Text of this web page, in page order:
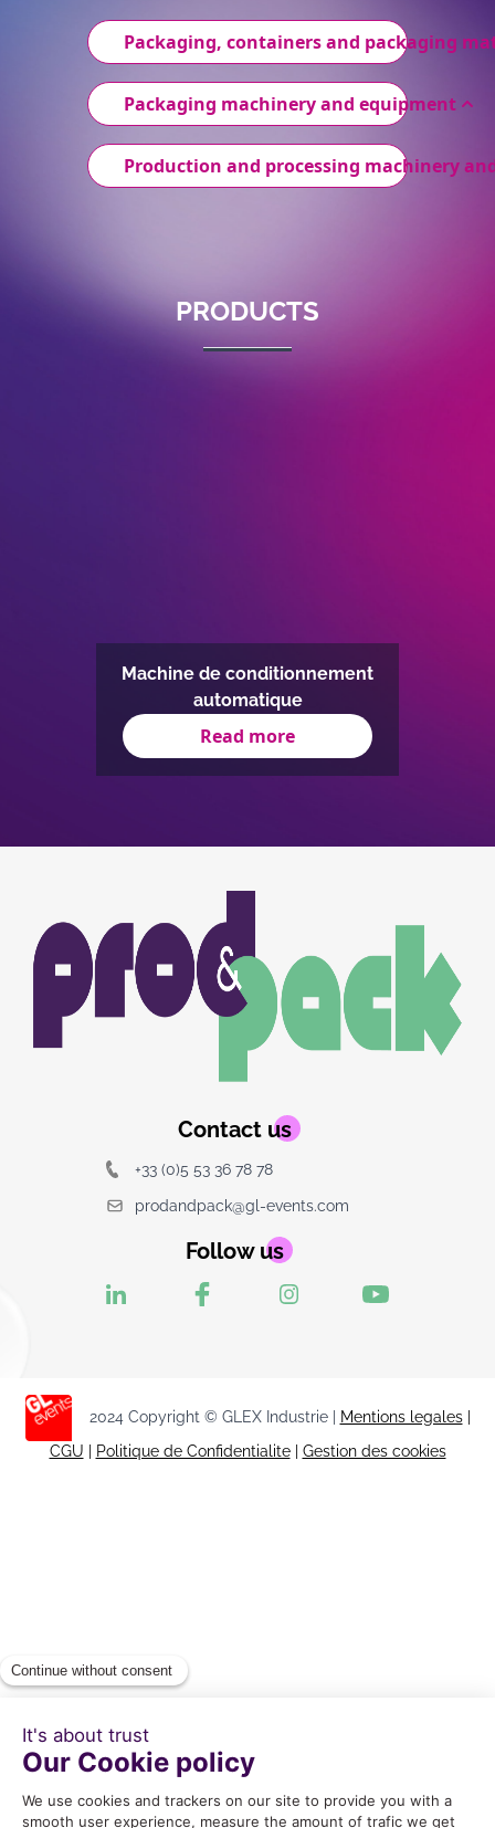
Packaging, containers and packaging
Packaging machinery and equipment
Production and processing machinery
PRODUCTS
Machine de conditionnement
automatique
Read more
of
du
logo
Contact us
+33 (0)5 53 36 78 78
prodandpack@gl-events.com
Follow us
2024 Copyright © GLEX Industrie | Mentions legales|
CGU | Politique de Confidentialite| Gestion des cookies